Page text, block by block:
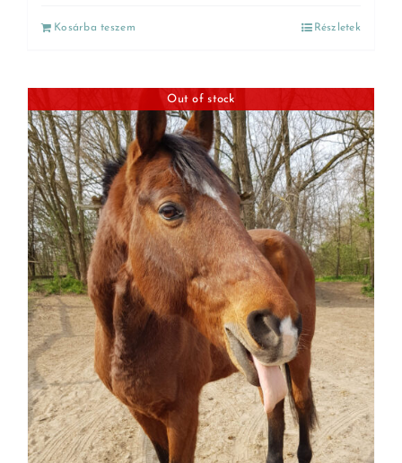
Kosárba teszem Részletek
Out of stock